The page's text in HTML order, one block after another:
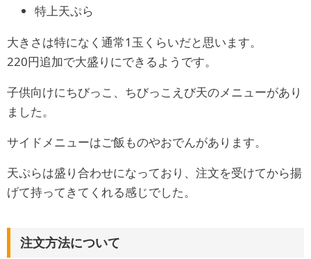
特上天ぷら
大きさは特になく通常1玉くらいだと思います。
220円追加で大盛りにできるようです。
子供向けにちびっこ、ちびっこえび天のメニューがあり
ました。
サイドメニューはご飯ものやおでんがあります。
天ぷらは盛り合わせになっており、注文を受けてから揚
げて持ってきてくれる感じでした。
注文方法について